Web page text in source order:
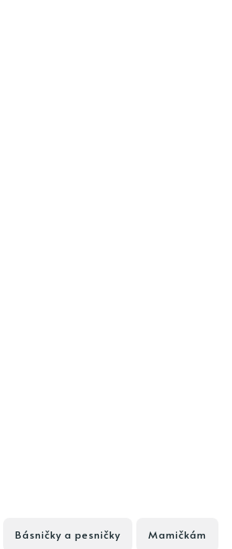
Básničky a pesničky Mamičkám